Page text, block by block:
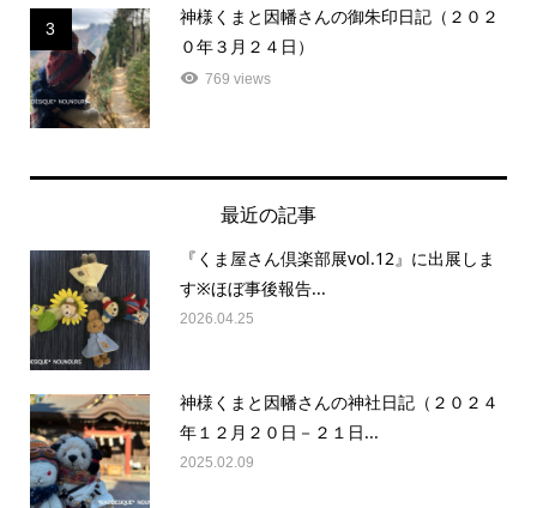
3
神様くまと因幡さんの御朱印日記（２０２
０年３月２４日）
769 views
最近の記事
『くま屋さん倶楽部展vol.12』に出展しま
す※ほぼ事後報告...
2026.04.25
神様くまと因幡さんの神社日記（２０２４
年１２月２０日－２１日...
2025.02.09